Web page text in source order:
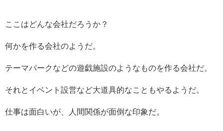
ここはどんな会社だろうか？
何かを作る会社のようだ。
テーマパークなどの遊戯施設のようなものを作る会社だ。
それとイベント設営など大道具的なこともやるようだ。
仕事は面白いが、人間関係が面倒な印象だ。